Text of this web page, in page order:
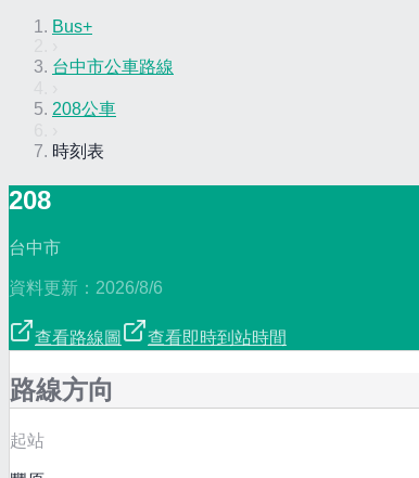
Bus+
台中市公車路線
208公車
時刻表
208
台中市
資料更新： 2026/8/6
查看路線圖 查看即時到站時間
路線方向
起站